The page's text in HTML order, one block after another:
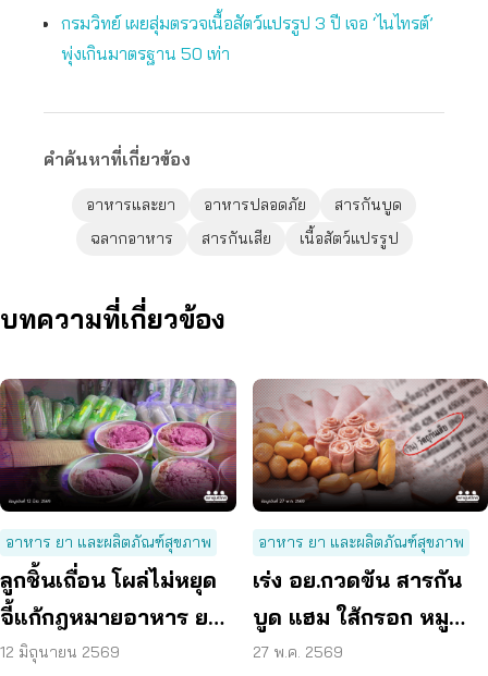
กรมวิทย์ เผยสุ่มตรวจเนื้อสัตว์แปรรูป 3 ปี เจอ ‘ไนไทรต์’
พุ่งเกินมาตรฐาน 50 เท่า
คำค้นหาที่เกี่ยวข้อง
อาหารและยา อาหารปลอดภัย
สารกันบูด
ฉลากอาหาร
สารกันเสีย เนื้อสัตว์แปรรูป
บทความที่เกี่ยวข้อง
อาหาร ยา และผลิตภัณฑ์สุขภาพ
ลูกชิ้นเถื่อน โผล่ไม่หยุด
จี้แก้กฎหมายอาหาร ยก
ระบบตรวจสอบทั้งห่วง
12 มิถุนายน 2569
อาหาร ยา และผลิตภัณฑ์สุขภาพ
เร่ง อย.กวดขัน สารกัน
บูด แฮม ใส้กรอก หมู
สวรรค์ ฯลฯ พบเกิน
27 พ.ค. 2569